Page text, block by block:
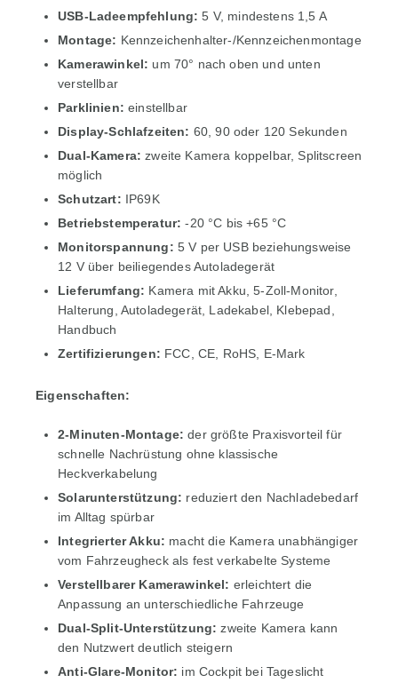
USB-Ladeempfehlung: 5 V, mindestens 1,5 A
Montage: Kennzeichenhalter-/Kennzeichenmontage
Kamerawinkel: um 70° nach oben und unten
verstellbar
Parklinien: einstellbar
Display-Schlafzeiten: 60, 90 oder 120 Sekunden
Dual-Kamera: zweite Kamera koppelbar, Splitscreen
möglich
Schutzart: IP69K
Betriebstemperatur: -20 °C bis +65 °C
Monitorspannung: 5 V per USB beziehungsweise
12 V über beiliegendes Autoladegerät
Lieferumfang: Kamera mit Akku, 5-Zoll-Monitor,
Halterung, Autoladegerät, Ladekabel, Klebepad,
Handbuch
Zertifizierungen: FCC, CE, RoHS, E-Mark
Eigenschaften:
2-Minuten-Montage: der größte Praxisvorteil für
schnelle Nachrüstung ohne klassische
Heckverkabelung
Solarunterstützung: reduziert den Nachladebedarf
im Alltag spürbar
Integrierter Akku: macht die Kamera unabhängiger
vom Fahrzeugheck als fest verkabelte Systeme
Verstellbarer Kamerawinkel: erleichtert die
Anpassung an unterschiedliche Fahrzeuge
Dual-Split-Unterstützung: zweite Kamera kann
den Nutzwert deutlich steigern
Anti-Glare-Monitor: im Cockpit bei Tageslicht